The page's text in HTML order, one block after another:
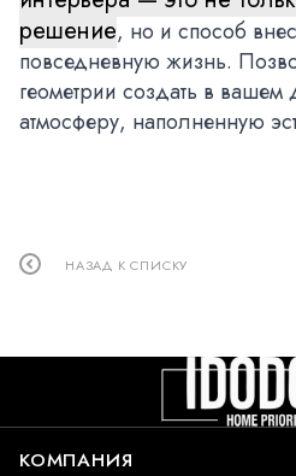
решение, но и способ
повседневную жизнь.
геометрии создать в
атмосферу, наполненную
НАЗАД К СПИСКУ
КОМПАНИЯ